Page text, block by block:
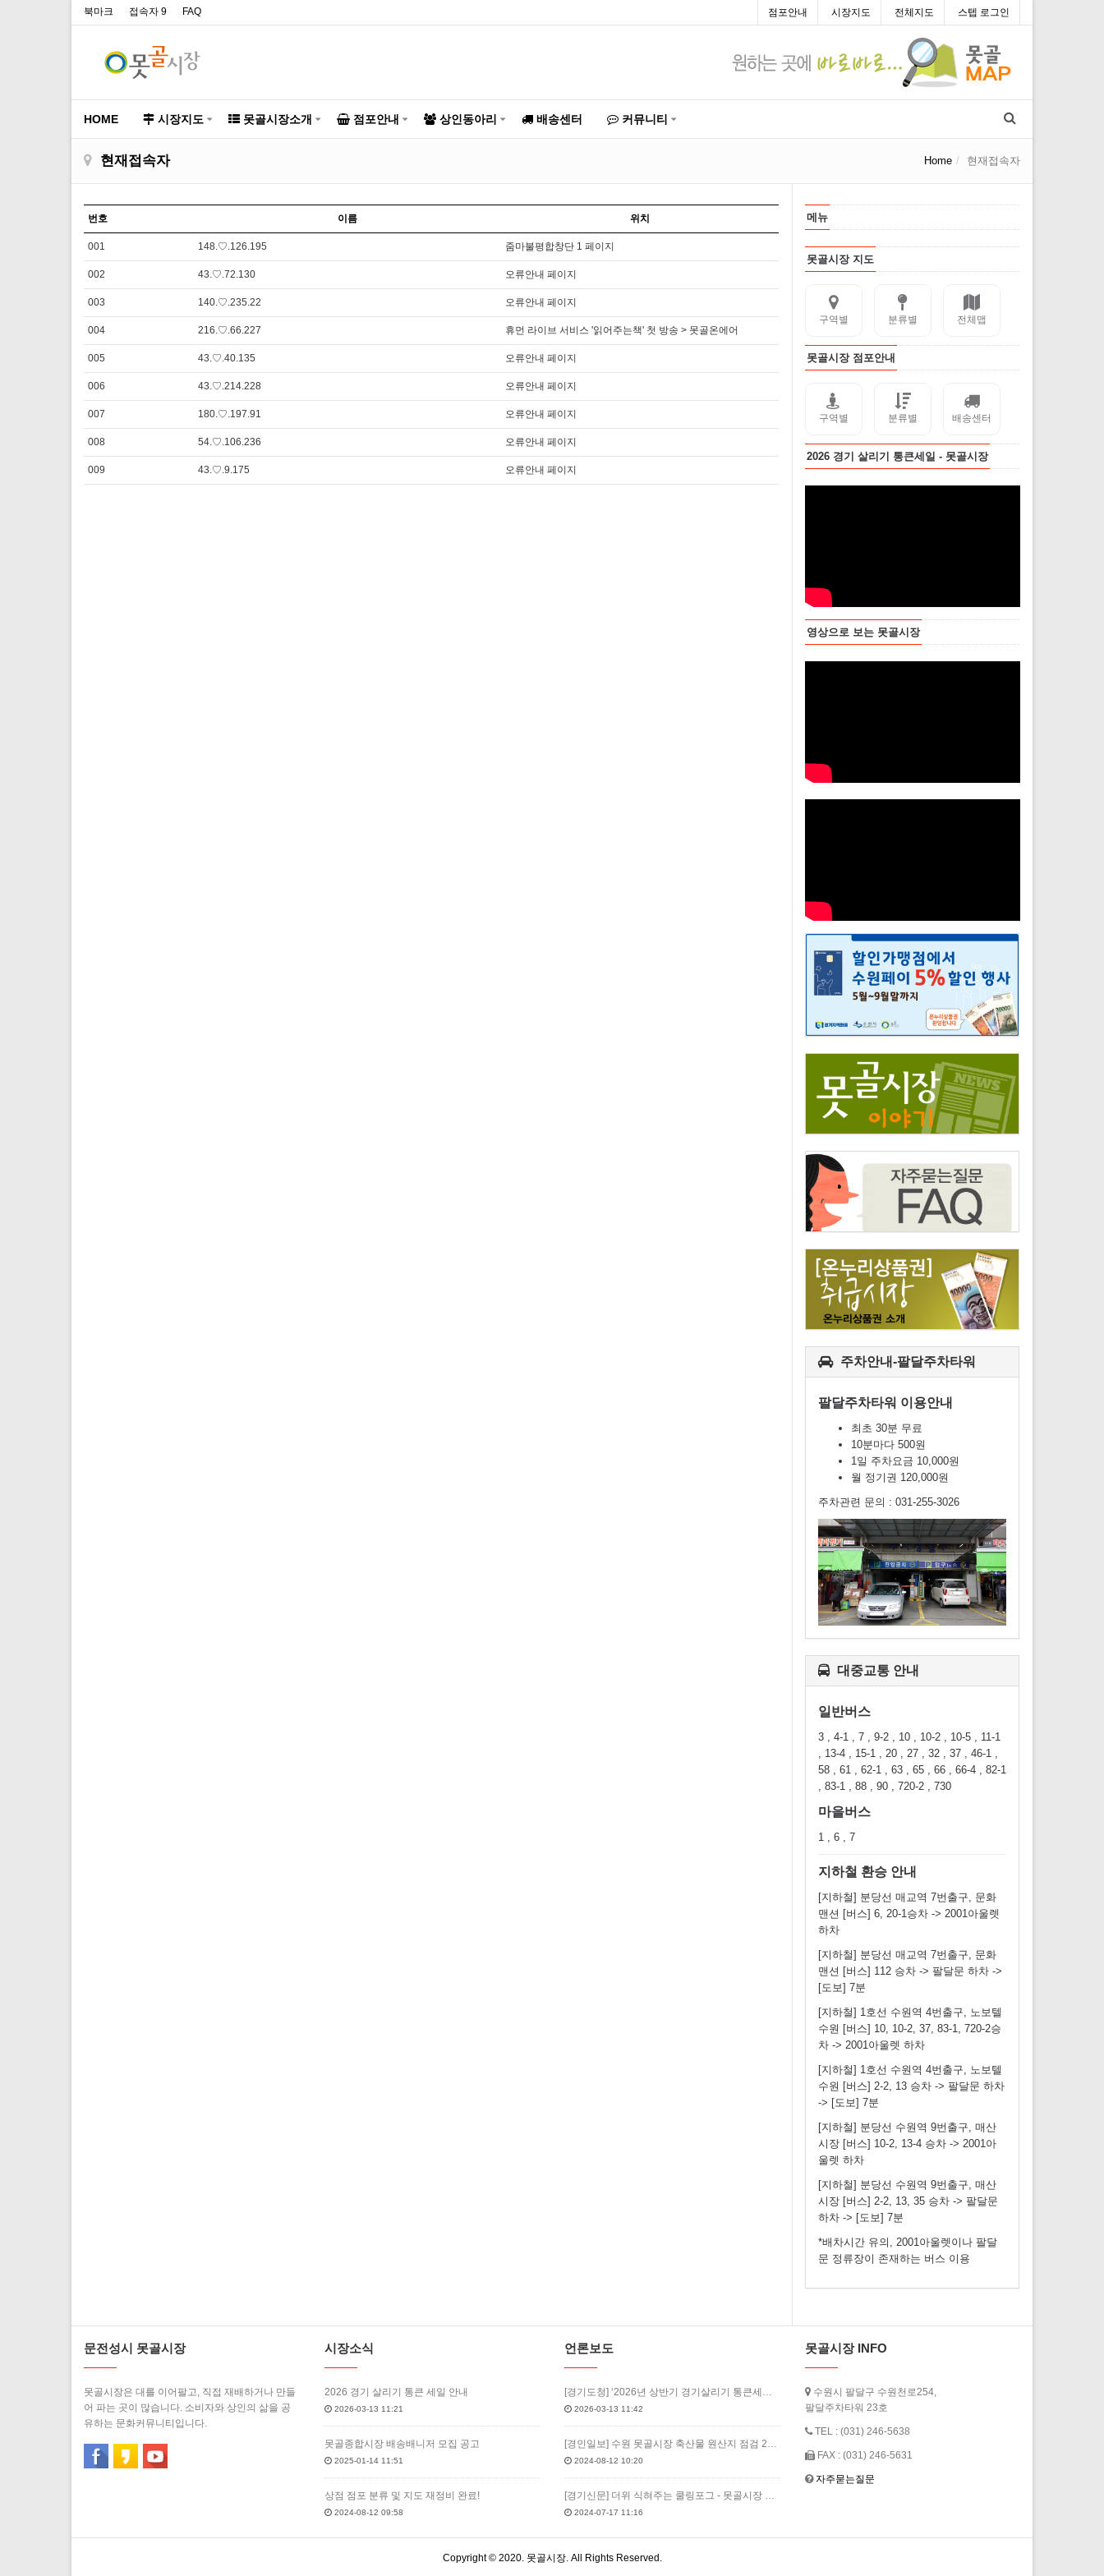
북마크 접속자 9 FAQ 점포안내 시장지도 전체지도 스텝 로그인
HOME 시장지도 못골시장소개 점포안내 상인동아리 배송센터 커뮤니티
현재접속자 Home 현재접속자
번호 이름 위치
001 148.♡.126.195 줌마불평합창단 1 페이지
002 43.♡.72.130 오류안내 페이지
003 140.♡.235.22 오류안내 페이지
004 216.♡.66.227 휴먼 라이브 서비스 '읽어주는책' 첫 방송 > 못골온에어
005 43.♡.40.135 오류안내 페이지
006 43.♡.214.228 오류안내 페이지
007 180.♡.197.91 오류안내 페이지
008 54.♡.106.236 오류안내 페이지
009 43.♡.9.175 오류안내 페이지
메뉴
못골시장 지도
구역별 분류별 전체맵
못골시장 점포안내
구역별 분류별 배송센터
2026 경기 살리기 통큰세일 - 못골시장
영상으로 보는 못골시장
주차안내-팔달주차타워
팔달주차타워 이용안내
최초 30분 무료
10분마다 500원
1일 주차요금 10,000원
월 정기권 120,000원
주차관련 문의 : 031-255-3026
대중교통 안내
일반버스
3 , 4-1 , 7 , 9-2 , 10 , 10-2 , 10-5 , 11-1
, 13-4 , 15-1 , 20 , 27 , 32 , 37 , 46-1 ,
58 , 61 , 62-1 , 63 , 65 , 66 , 66-4 , 82-1
, 83-1 , 88 , 90 , 720-2 , 730
마을버스
1 , 6 , 7
지하철 환승 안내
[지하철] 분당선 매교역 7번출구, 문화
맨션 [버스] 6, 20-1승차 -> 2001아울렛
하차
[지하철] 분당선 매교역 7번출구, 문화
맨션 [버스] 112 승차 -> 팔달문 하차 ->
[도보] 7분
[지하철] 1호선 수원역 4번출구, 노보텔
수원 [버스] 10, 10-2, 37, 83-1, 720-2승
차 -> 2001아울렛 하차
[지하철] 1호선 수원역 4번출구, 노보텔
수원 [버스] 2-2, 13 승차 -> 팔달문 하차
-> [도보] 7분
[지하철] 분당선 수원역 9번출구, 매산
시장 [버스] 10-2, 13-4 승차 -> 2001아
울렛 하차
[지하철] 분당선 수원역 9번출구, 매산
시장 [버스] 2-2, 13, 35 승차 -> 팔달문
하차 -> [도보] 7분
*배차시간 유의, 2001아울렛이나 팔달
문 정류장이 존재하는 버스 이용
문전성시 못골시장
못골시장은 대를 이어팔고, 직접 재배하거나 만들
어 파는 곳이 많습니다. 소비자와 상인의 삶을 공
유하는 문화커뮤니티입니다.
시장소식
2026 경기 살리기 통큰 세일 안내
2026-03-13 11:21
못골종합시장 배송배니저 모집 공고
2025-01-14 11:51
상점 점포 분류 및 지도 재정비 완료!
2024-08-12 09:58
언론보도
2026-03-13 11:42
2024-08-12 10:20
2024-07-17 11:16
못골시장 INFO
수원시 팔달구 수원천로254,
팔달주차타워 23호
TEL : (031) 246-5638
FAX : (031) 246-5631
자주묻는질문
Copyright © 2020. 못골시장. All Rights Reserved.